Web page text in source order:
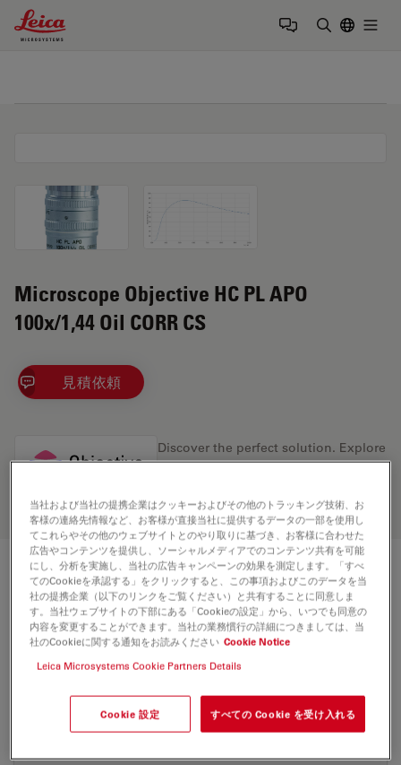
Leica Microsystems Logo
Microscope Objective HC PL APO
100x/1,44 Oil CORR CS
見積依頼
Discover the perfect solution. Explore
ourObjective Finder, compare
your needs.
技術仕様
製品番号
補正環 (CORR) CORR
カバーガラス
当社および当社の提携企業はクッキーおよびその他のトラッキング技術、お
客様の連絡先情報など、お客様が直接当社に提供するデータの一部を使用し
てこれらやその他のウェブサイトとのやり取りに基づき、お客様に合わせた
広告やコンテンツを提供し、ソーシャルメディアでのコンテンツ共有を可能
にし、分析を実施し、当社の広告キャンペーンの効果を測定します。「すべ
てのCookieを承認する」をクリックすると、この事項およびこのデータを当
社の提携企業（以下のリンクをご覧ください）と共有することに同意しま
す。当社ウェブサイトの下部にある「Cookieの設定」から、いつでも同意の
内容を変更することができます。当社の業務慣行の詳細につきましては、当
社のCookieに関する通知をお読みください Cookie Notice
Leica Microsystems Cookie Partners Details
Cookie 設定 すべての Cookie を受け入れる